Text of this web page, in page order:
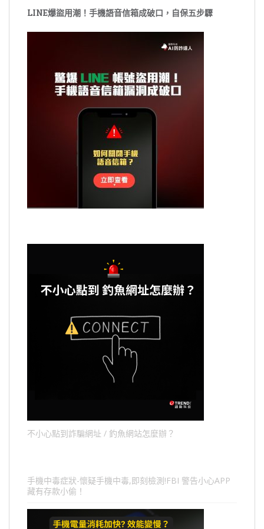
LINE爆盜用潮！手機語音信箱成破口，自保五步驟
不小心點到詐騙網址 / 釣魚網站怎麼辦？
手機中毒症狀-懷疑手機中毒,即刻檢測!FBI 警告小心APP
藏有存款小偷！